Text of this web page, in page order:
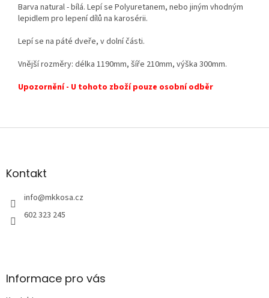
Barva natural - bílá. Lepí se Polyuretanem, nebo jiným vhodným
lepidlem pro lepení dílů na karosérii.
Lepí se na páté dveře, v dolní části.
Vnější rozměry: délka 1190mm, šíře 210mm, výška 300mm.
Upozornění - U tohoto zboží pouze osobní odběr
Z
aKontakt
info@mkkosa.cz
602 323 245
Informace pro vás